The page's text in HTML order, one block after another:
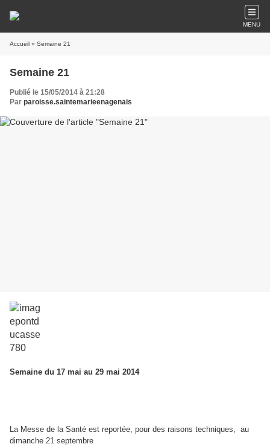
MENU
Accueil » Semaine 21
Semaine 21
Publié le 15/05/2014 à 21:28
Par paroisse.saintemarieenagenais
Semaine du 17 mai au 29 mai 2014
La Messe de la Santé est reportée, pour des raisons techniques, au
dimanche 21 septembre